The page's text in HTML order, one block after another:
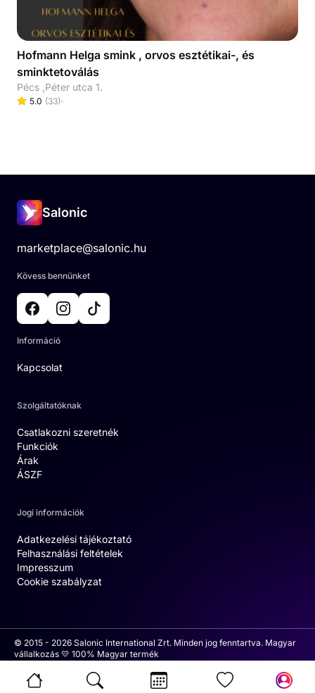
Hofmann Helga smink , orvos esztétikai-, és
sminktetoválás
Pécs ,Péter utca 1.
5.0 (33)
Salonic
marketplace@salonic.hu
Kövess bennünket
Információ
Kapcsolat
Szolgáltatóknak
Csatlakozni szeretnék
Funkciók
Árak
ÁSZF
Jogi információk
Adatkezelési tájékoztató
Felhasználási feltételek
Impresszum
Cookie szabályzat
© 2015 - 2026 Salonic International Zrt. Minden jog fenntartva. Magyar
vállalkozás 💛 100% Magyar termék